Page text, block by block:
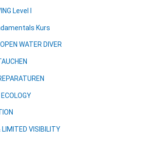
Level I
Kurs
WATER DIVER
LIMITED VISIBILITY